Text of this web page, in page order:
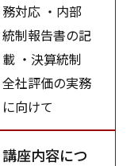
務対応 ・内部
統制報告書の記
載 ・決算統制
全社評価の実務
に向けて
講座内容につ